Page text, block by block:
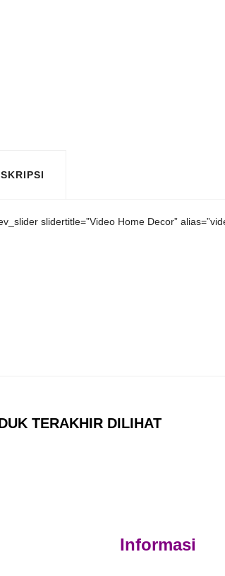
slidertitle=”Video Home Decor”
TERAKHIR DILIHAT
Informasi